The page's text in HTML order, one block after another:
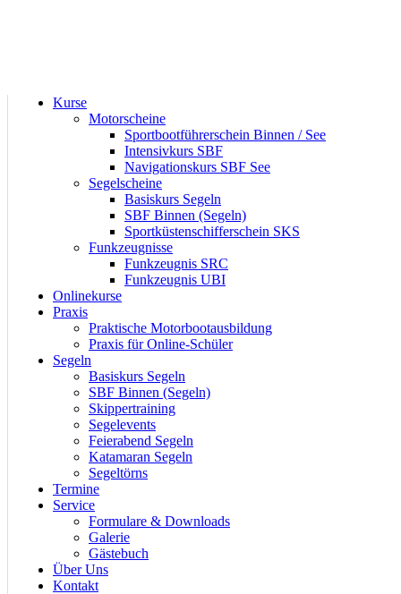
Kurse
Motorscheine
Sportboot­führerschein Binnen / See
Intensivkurs SBF
Navigations­kurs SBF See
Segelscheine
Basiskurs Segeln
SBF Binnen (Segeln)
Sportküsten­schiffer­schein SKS
Funkzeugnisse
Funkzeugnis SRC
Funkzeugnis UBI
Onlinekurse
Praxis
Praktische Motorboot­ausbildung
Praxis für Online-Schüler
Segeln
Basiskurs Segeln
SBF Binnen (Segeln)
Skippertraining
Segelevents
Feierabend Segeln
Katamaran Segeln
Segeltörns
Termine
Service
Formulare & Downloads
Galerie
Gästebuch
Über Uns
Kontakt